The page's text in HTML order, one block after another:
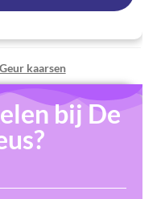
Geur kaarsen
bij De